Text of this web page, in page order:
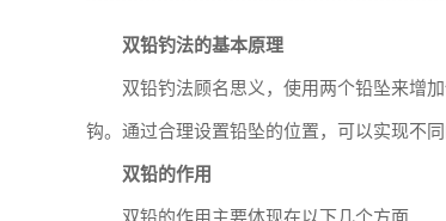
双铅钓法的基本原理
双铅钓法顾名思义，使用两个铅坠来增
钩。通过合理设置铅坠的位置，可以实现不
双铅的作用